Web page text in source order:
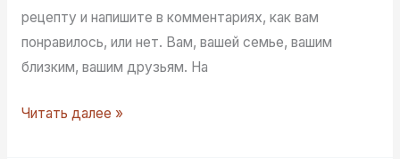
рецепту и напишите в комментариях, как вам
понравилось, или нет. Вам, вашей семье, вашим
близким, вашим друзьям. На
Шашлык
Читать далее »